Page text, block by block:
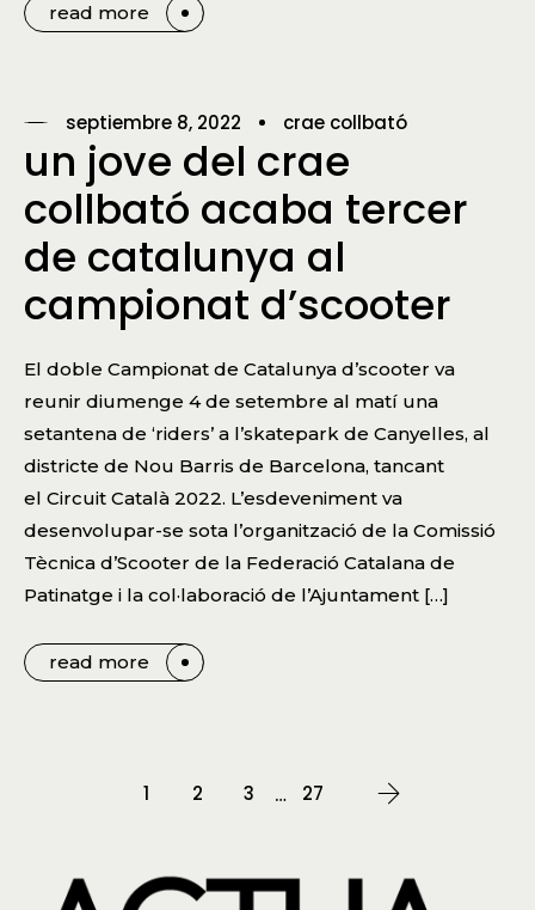
read more
septiembre 8, 2022 crae collbató
un jove del crae
collbató acaba tercer
de catalunya al
campionat d’scooter
El doble Campionat de Catalunya d’scooter va
reunir diumenge 4 de setembre al matí una
setantena de ‘riders’ a l’skatepark de Canyelles, al
districte de Nou Barris de Barcelona, tancant
el Circuit Català 2022. L’esdeveniment va
desenvolupar-se sota l’organització de la Comissió
Tècnica d’Scooter de la Federació Catalana de
Patinatge i la col·laboració de l’Ajuntament […]
read more
1 2 3 … 27